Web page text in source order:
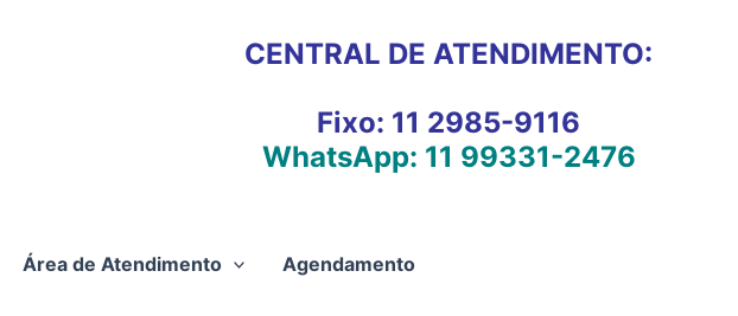
CENTRAL DE ATENDIMENTO:
Fixo: 11 2985-9116
WhatsApp: 11 99331-2476
Área de Atendimento Agendamento